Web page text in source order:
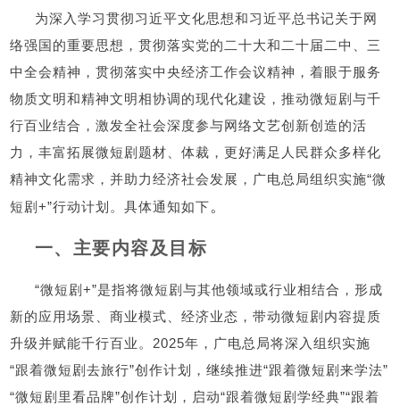
为深入学习贯彻习近平文化思想和习近平总书记关于网
络强国的重要思想，贯彻落实党的二十大和二十届二中、三
中全会精神，贯彻落实中央经济工作会议精神，着眼于服务
物质文明和精神文明相协调的现代化建设，推动微短剧与千
行百业结合，激发全社会深度参与网络文艺创新创造的活
力，丰富拓展微短剧题材、体裁，更好满足人民群众多样化
精神文化需求，并助力经济社会发展，广电总局组织实施“微
短剧+”行动计划。具体通知如下。
一、主要内容及目标
“微短剧+”是指将微短剧与其他领域或行业相结合，形成
新的应用场景、商业模式、经济业态，带动微短剧内容提质
升级并赋能千行百业。2025年，广电总局将深入组织实施
“跟着微短剧去旅行”创作计划，继续推进“跟着微短剧来学法”
“微短剧里看品牌”创作计划，启动“跟着微短剧学经典”“跟着